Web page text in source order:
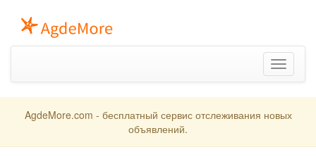
Toggle
navigation
AgdeMore.com - бесплатный сервис отслеживания новых
объявлений.